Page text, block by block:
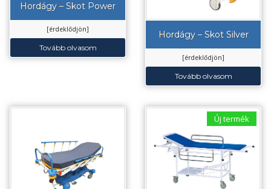
Hordágy – Skot Power
[érdeklődjön]
Tovább olvasom
Hordágy – Skot Silver
[érdeklődjön]
Tovább olvasom
Új termék